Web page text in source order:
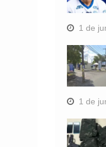
1 de
1 de